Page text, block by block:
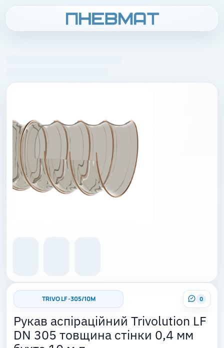
0
TRIVO LF -305/10M
Рукав аспіраційний Trivolution LF
DN 305 товщина стінки 0,4 мм